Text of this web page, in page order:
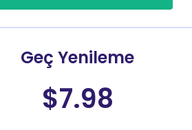
Geç Yenileme
$7.98